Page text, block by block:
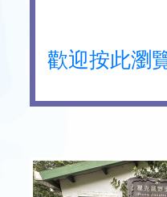
歡迎按此瀏